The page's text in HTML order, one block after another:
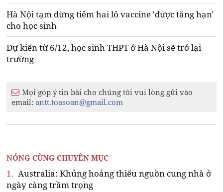
Hà Nội tạm dừng tiêm hai lô vaccine 'được tăng hạn'
cho học sinh
Dự kiến từ 6/12, học sinh THPT ở Hà Nội sẽ trở lại
trường
Mọi góp ý tin bài cho chúng tôi vui lòng gửi vào
email:antt.toasoan@gmail.com
NÓNG CÙNG CHUYÊN MỤC
1. Australia: Khủng hoảng thiếu nguồn cung nhà ở
ngày càng trầm trọng